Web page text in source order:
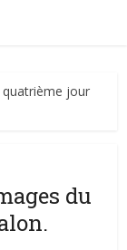
quatrième jour
du